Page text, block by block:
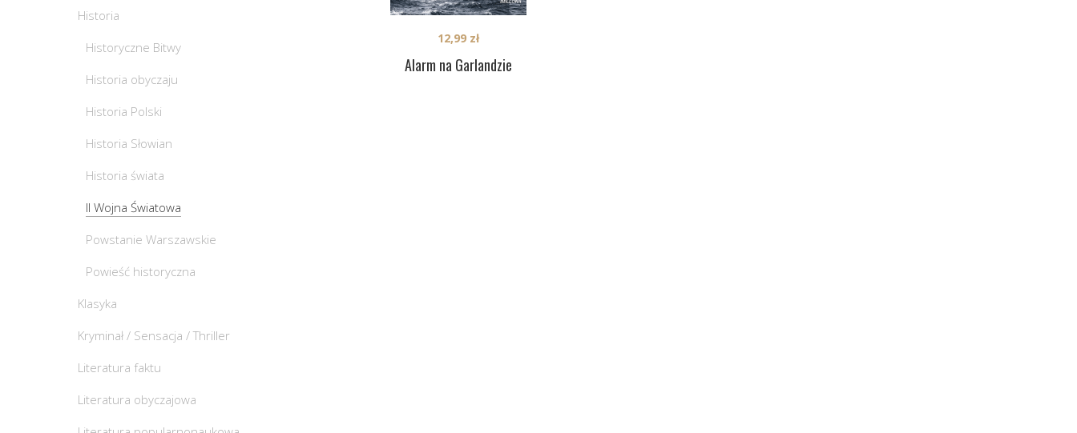
Alarm na Garlandzie
12,99 zł
Historia
Historyczne Bitwy
Historia obyczaju
Historia Polski
Historia Słowian
Historia świata
II Wojna Światowa
Powstanie Warszawskie
Powieść historyczna
Klasyka
Kryminał / Sensacja / Thriller
Literatura faktu
Literatura obyczajowa